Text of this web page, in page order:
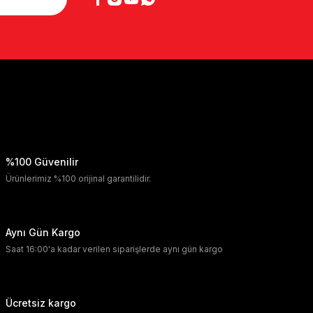
%100 Güvenilir
Ürünlerimiz %100 orijinal garantilidir.
Aynı Gün Kargo
Saat 16:00'a kadar verilen siparişlerde aynı gün kargo
Ücretsiz kargo